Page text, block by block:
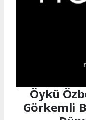
Öykü
Görkemli